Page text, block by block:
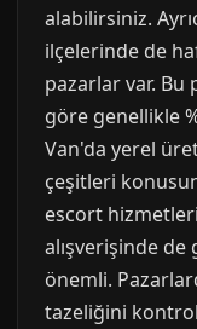
alabilirsiniz.
ilçelerinde de
pazarlar var.
göre genellikle
Van'da yerel
çeşitleri
escort
alışverişinde
önemli.
tazeliğini